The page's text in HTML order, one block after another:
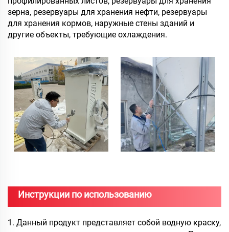
зерна, резервуары для хранения нефти, резервуары
для хранения кормов, наружные стены зданий и
другие объекты, требующие охлаждения.
Инструкции по использованию
1. Данный продукт представляет собой водную краску,